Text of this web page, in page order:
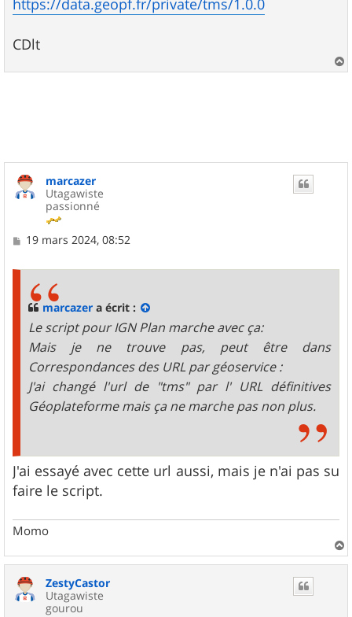
https://data.geopf.fr/private/tms/1.0.0
CDlt
a
marcazer
Utagawiste
passionné
M19 mars 2024, 08:52
marcazer a écrit :
Le script pour IGN Plan marche avec ça:
Mais je ne trouve pas, peut être dans
Correspondances des URL par géoservice :
J'ai changé l'url de "tms" par l' URL définitives
Géoplateforme mais ça ne marche pas non plus.
J'ai essayé avec cette url aussi, mais je n'ai pas su
faire le script.
Momo
a
ZestyCastor
Utagawiste
gourou